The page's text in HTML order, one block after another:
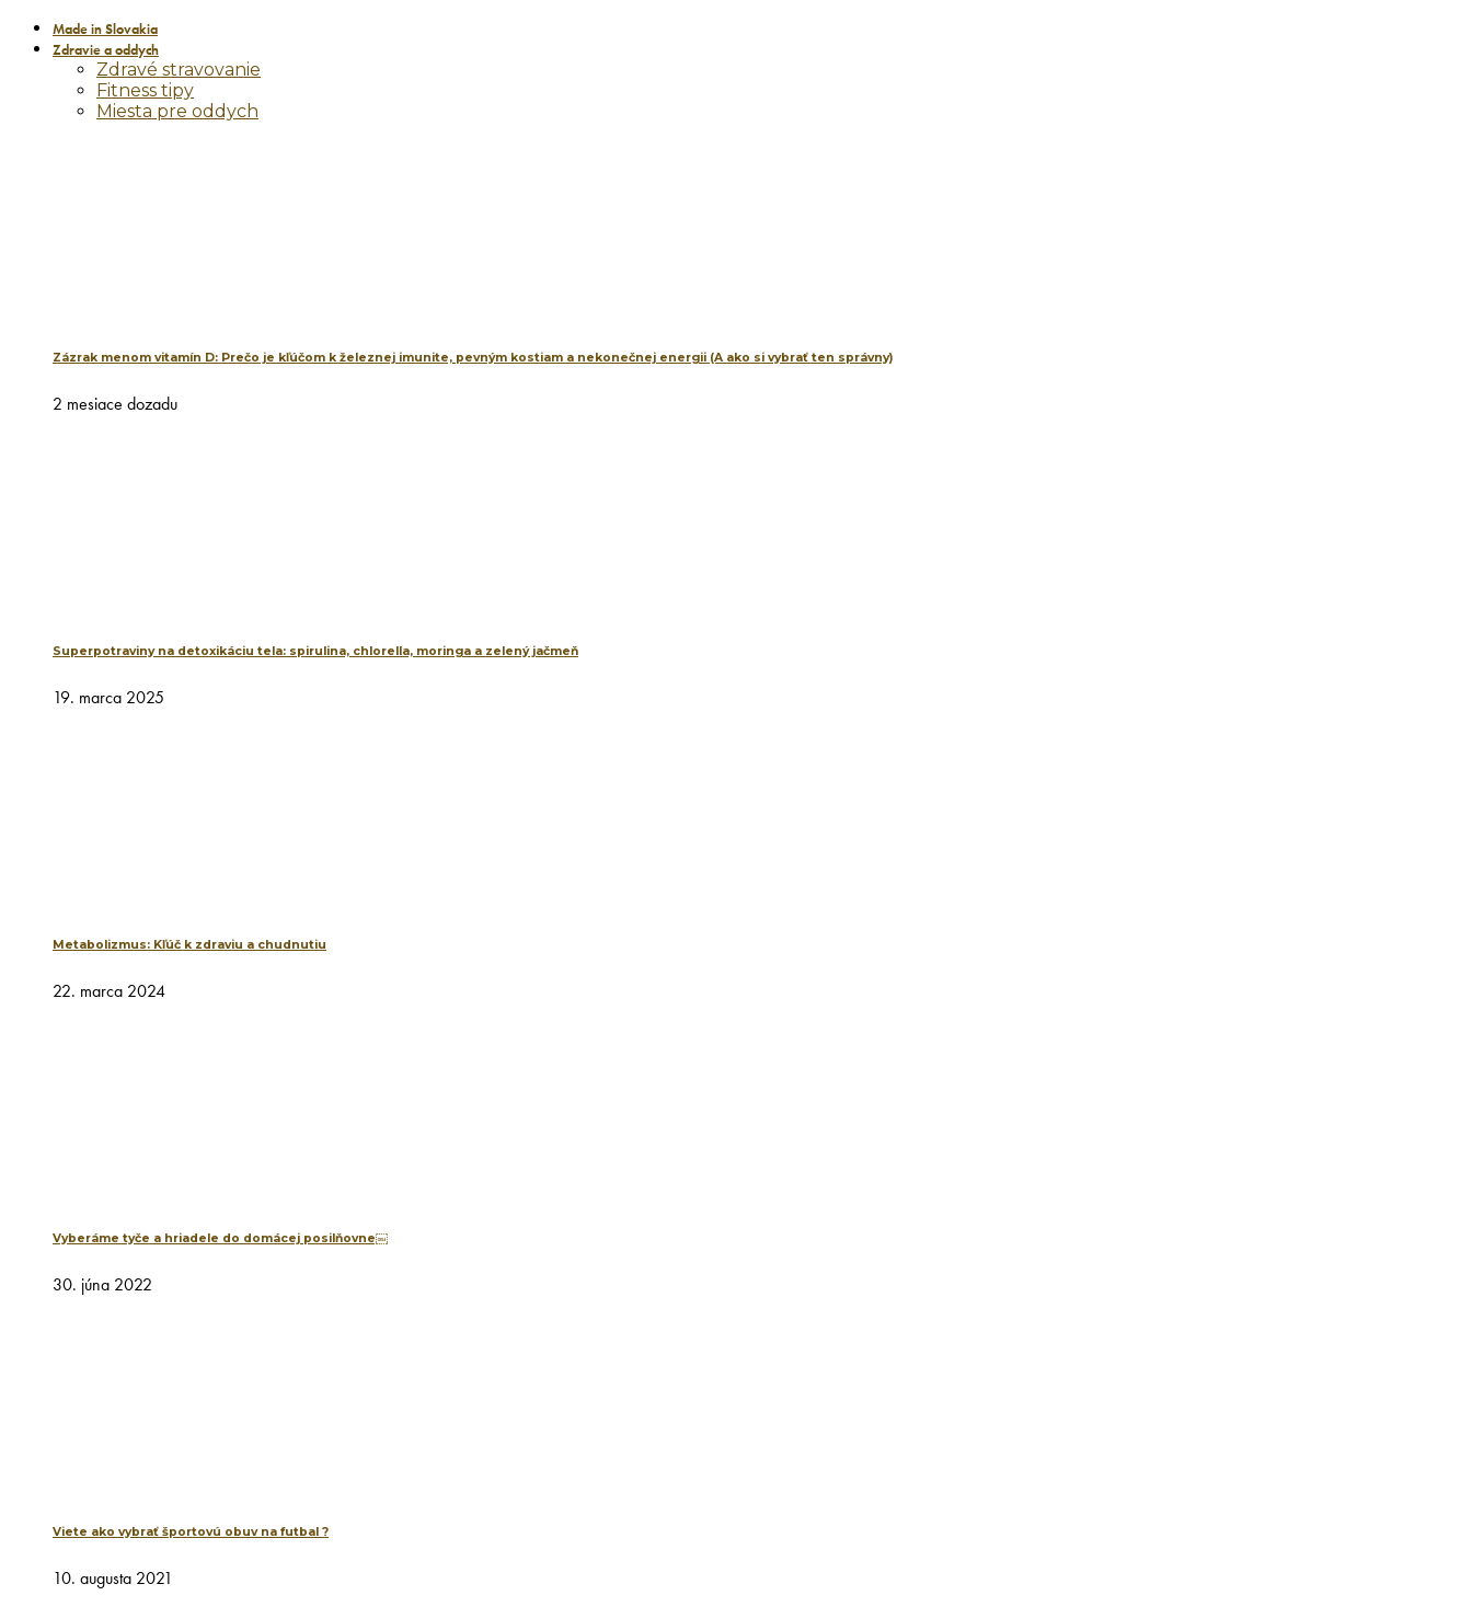
Made in Slovakia
Zdravie a oddych
Zdravé stravovanie
Fitness tipy
Miesta pre oddych
Zázrak menom vitamín D: Prečo je kľúčom k železnej imunite, pevným kostiam a nekonečnej energii (A ako si vybrať ten správny)
2 mesiace dozadu
Superpotraviny na detoxikáciu tela: spirulina, chlorella, moringa a zelený jačmeň
19. marca 2025
Metabolizmus: Kľúč k zdraviu a chudnutiu
22. marca 2024
Vyberáme tyče a hriadele do domácej posilňovne￼
30. júna 2022
Viete ako vybrať športovú obuv na futbal ?
10. augusta 2021